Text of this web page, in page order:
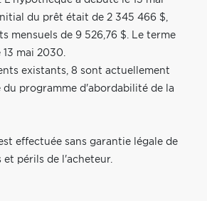
du prêt était de 2 345 466 $,
mensuels de 9 526,76 $. Le terme
mai 2030.
existants, 8 sont actuellement
du programme d'abordabilité de la
effectuée sans garantie légale de
et périls de l'acheteur.